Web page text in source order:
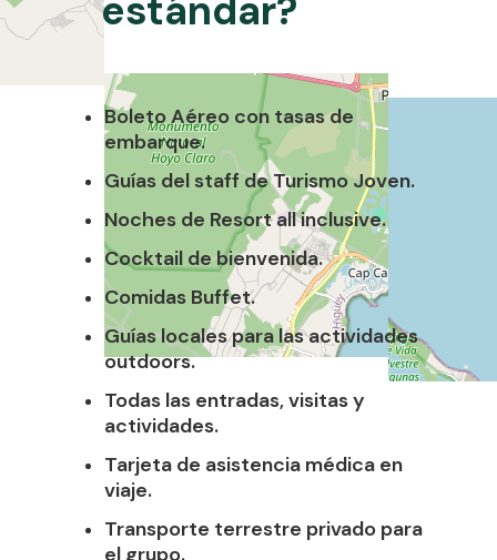
Boleto Aéreo con tasas de
embarque.
Guías del staff de Turismo Joven.
Noches de Resort all inclusive.
Cocktail de bienvenida.
Comidas Buffet.
Guías locales para las actividades
outdoors.
Todas las entradas, visitas y
actividades.
Tarjeta de asistencia médica en
viaje.
Transporte terrestre privado para
el grupo.